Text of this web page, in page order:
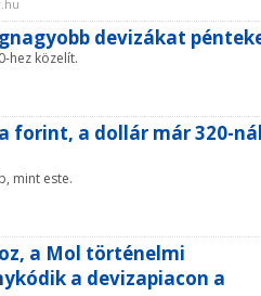
devizákat
hez közelít.
forint, a dollár már 320-
mint este.
a Mol történelmi
a devizapiacon a